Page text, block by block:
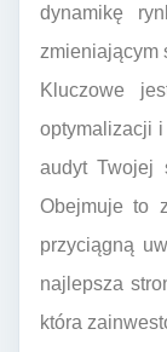
dynamikę
zmieniającym
Kluczowe
optymalizacji
audyt Twojej
Obejmuje to
przyciągną
najlepsza
która